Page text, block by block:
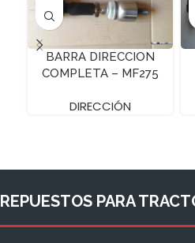
BARRA DIRECCION
COMPLETA – MF275
DIRECCIÓN
REPUESTOS PARA